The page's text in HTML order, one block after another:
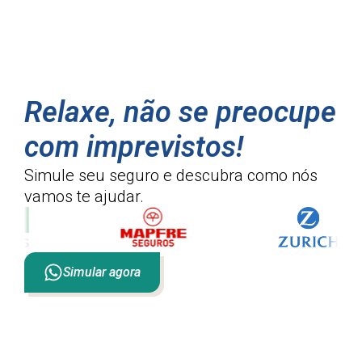
Relaxe, não se preocupe
com imprevistos!
Simule seu seguro e descubra como nós
vamos te ajudar.
Simular agora